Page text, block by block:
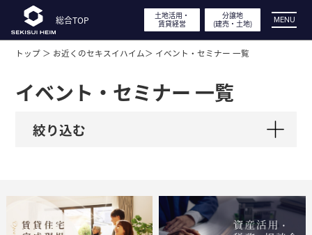
MENU
総合TOP
土地活用・
賃貸経営
分譲地
(建売・ 土地)
総合TOP
土地活用・
賃貸経営
分譲地
(建売・ 土地)
工場見学・体感型ショールーム
トップ ＞ お近くのセキスイハイム＞ イベント・セミナー 一覧
イベント・セミナー 一覧
絞り込む